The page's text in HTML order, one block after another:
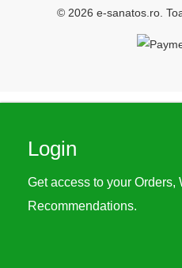
© 2026 e-sanatos.ro.
Login
Get access to your Orders,
Recommendations.